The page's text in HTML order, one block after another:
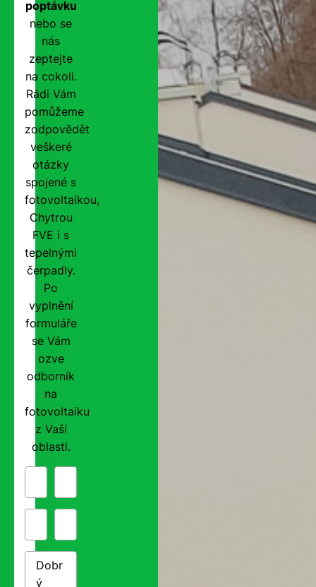
poptávku
nebo se
nás
zeptejte
na cokoli.
Rádi Vám
pomůžeme
zodpovědět
veškeré
otázky
spojené s
fotovoltaikou,
Chytrou
FVE i s
tepelnými
čerpadly.
Po
vyplnění
formuláře
se Vám
ozve
odborník
na
fotovoltaiku
z Vaší
oblasti.